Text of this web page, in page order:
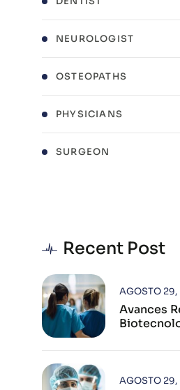
NEUROLOGIST
OSTEOPATHS
PHYSICIANS
SURGEON
Recent Post
Avances
AGOSTO
AGOSTO